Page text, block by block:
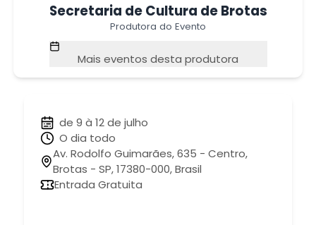
Secretaria de Cultura de Brotas
Produtora do Evento
Mais eventos desta produtora
de 9 à 12 de julho
O dia todo
Av. Rodolfo Guimarães, 635 - Centro,
Brotas - SP, 17380-000, Brasil
Entrada Gratuita